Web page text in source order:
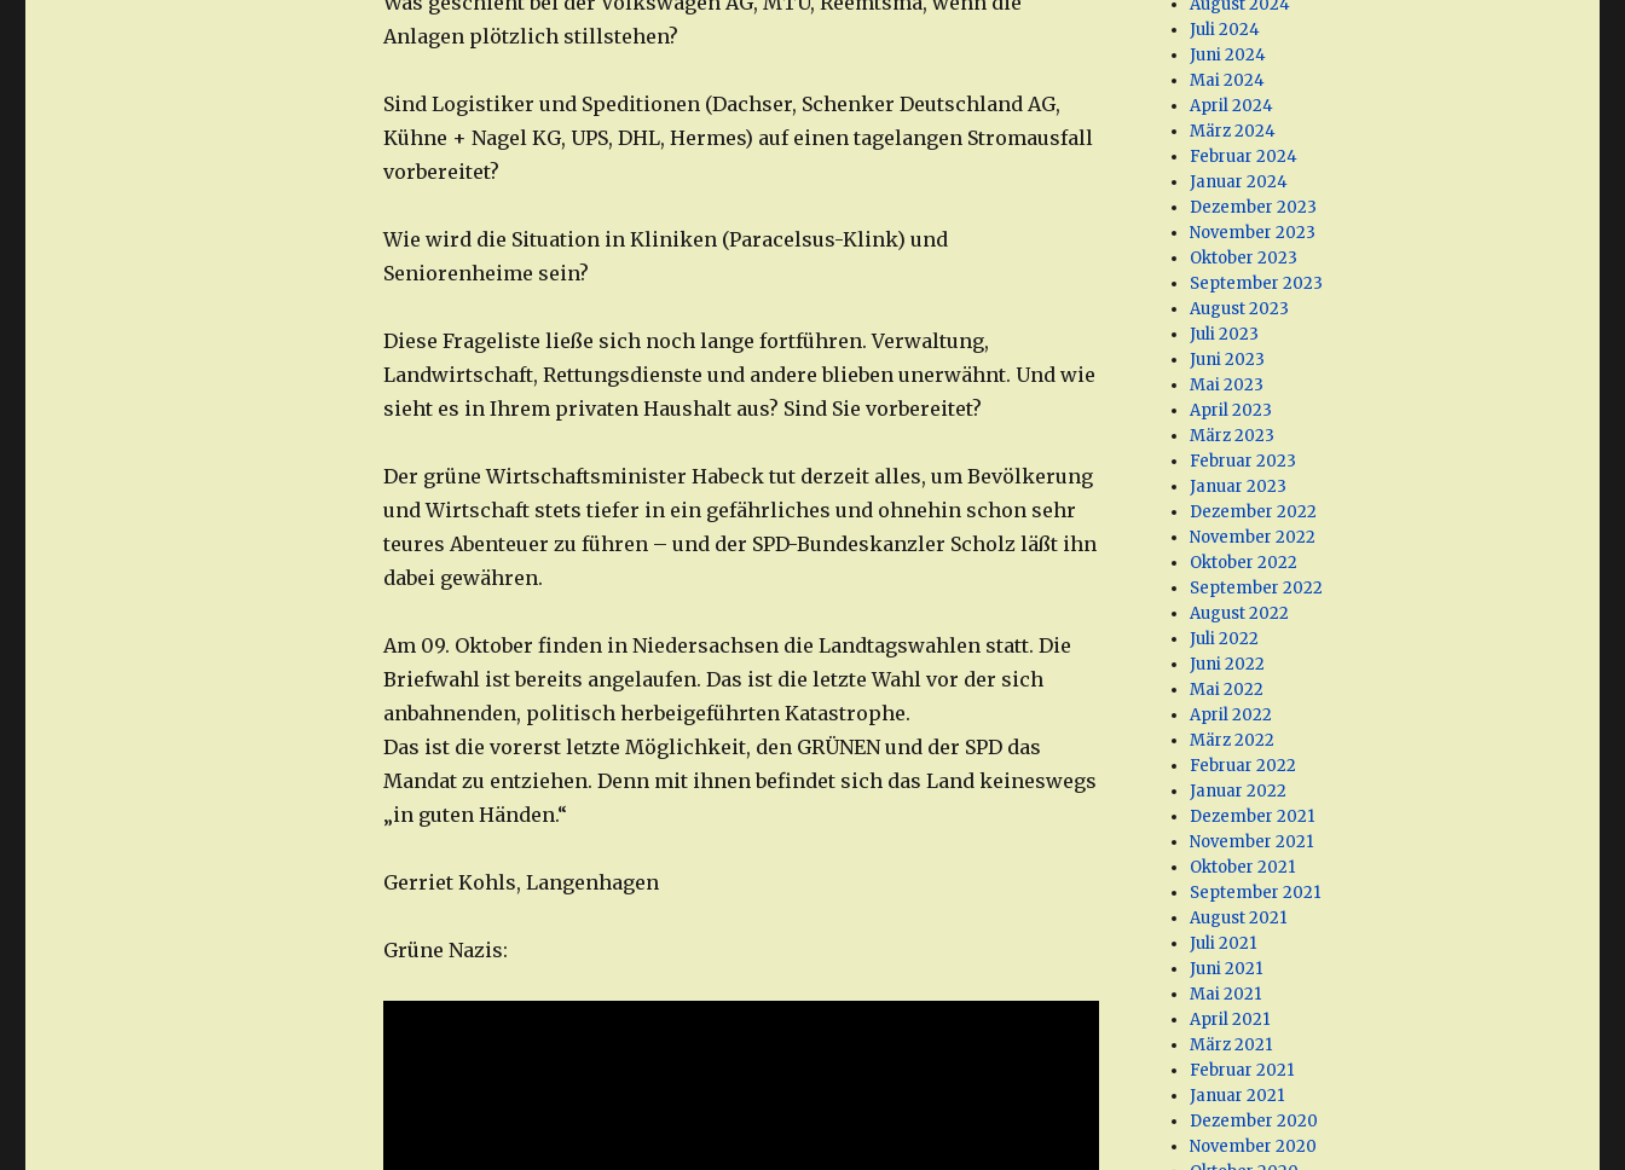
Anlagen plötzlich stillstehen?
Sind Logistiker und Speditionen (Dachser, Schenker Deutschland AG,
Kühne + Nagel KG, UPS, DHL, Hermes) auf einen tagelangen Stromausfall
vorbereitet?
Wie wird die Situation in Kliniken (Paracelsus-Klink) und
Seniorenheime sein?
Diese Frageliste ließe sich noch lange fortführen. Verwaltung,
Landwirtschaft, Rettungsdienste und andere blieben unerwähnt. Und wie
sieht es in Ihrem privaten Haushalt aus? Sind Sie vorbereitet?
Der grüne Wirtschaftsminister Habeck tut derzeit alles, um Bevölkerung
und Wirtschaft stets tiefer in ein gefährliches und ohnehin schon sehr
teures Abenteuer zu führen – und der SPD-Bundeskanzler Scholz läßt ihn
dabei gewähren.
Am 09. Oktober finden in Niedersachsen die Landtagswahlen statt. Die
Briefwahl ist bereits angelaufen. Das ist die letzte Wahl vor der sich
anbahnenden, politisch herbeigeführten Katastrophe.
Das ist die vorerst letzte Möglichkeit, den GRÜNEN und der SPD das
Mandat zu entziehen. Denn mit ihnen befindet sich das Land keineswegs
„in guten Händen.“
Gerriet Kohls, Langenhagen
Grüne Nazis:
August 2024
Juli 2024
Juni 2024
Mai 2024
April 2024
März 2024
Februar 2024
Januar 2024
Dezember 2023
November 2023
Oktober 2023
September 2023
August 2023
Juli 2023
Juni 2023
Mai 2023
April 2023
März 2023
Februar 2023
Januar 2023
Dezember 2022
November 2022
Oktober 2022
September 2022
August 2022
Juli 2022
Juni 2022
Mai 2022
April 2022
März 2022
Februar 2022
Januar 2022
Dezember 2021
November 2021
Oktober 2021
September 2021
August 2021
Juli 2021
Juni 2021
Mai 2021
April 2021
März 2021
Februar 2021
Januar 2021
Dezember 2020
November 2020